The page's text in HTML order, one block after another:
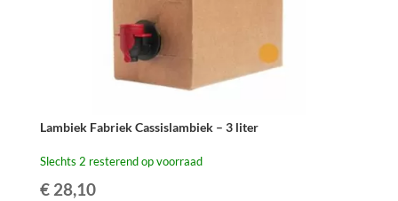
Lambiek Fabriek Cassislambiek – 3 liter
Slechts 2 resterend op voorraad
€28,10